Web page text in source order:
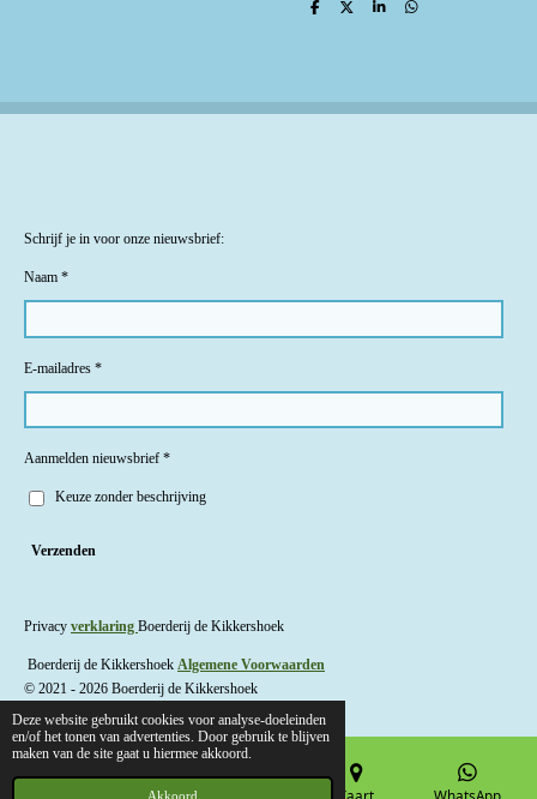
Deze website gebruikt cookies voor analyse-doeleinden
en/of het tonen van advertenties. Door gebruik te blijven
maken van de site gaat u hiermee akkoord.
Akkoord
D
D
S
D
Schrijf je in voor onze nieuwsbrief:
Naam *
E-mailadres *
Aanmelden nieuwsbrief *
Keuze zonder beschrijving
Verzenden
Privacy verklaring Boerderij de Kikkershoek
Boerderij de Kikkershoek Algemene Voorwaarden
© 2021 - 2026 Boerderij de Kikkershoek